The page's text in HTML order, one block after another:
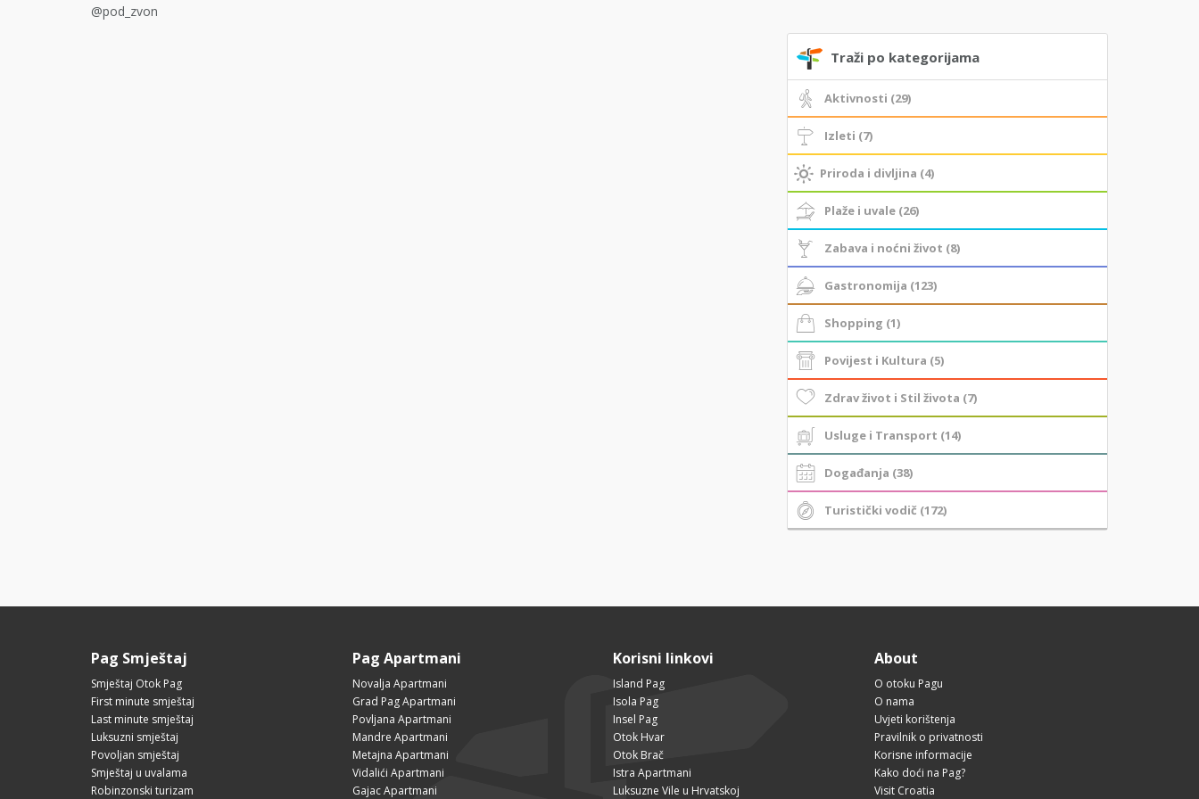
@pod_zvon
Traži po kategorijama
Aktivnosti (29)
Izleti (7)
Priroda i divljina (4)
Plaže i uvale (26)
Zabava i noćni život (8)
Gastronomija (123)
Shopping (1)
Povijest i Kultura (5)
Zdrav život i Stil života (7)
Usluge i Transport (14)
Događanja (38)
Turistički vodič (172)
Pag Smještaj
Smještaj Otok Pag
First minute smještaj
Last minute smještaj
Luksuzni smještaj
Povoljan smještaj
Smještaj u uvalama
Robinzonski turizam
Pag Apartmani
Novalja Apartmani
Grad Pag Apartmani
Povljana Apartmani
Mandre Apartmani
Metajna Apartmani
Vidalići Apartmani
Gajac Apartmani
Korisni linkovi
Island Pag
Isola Pag
Insel Pag
Otok Hvar
Otok Brač
Istra Apartmani
Luksuzne Vile u Hrvatskoj
About
O otoku Pagu
O nama
Uvjeti korištenja
Pravilnik o privatnosti
Korisne informacije
Kako doći na Pag?
Visit Croatia